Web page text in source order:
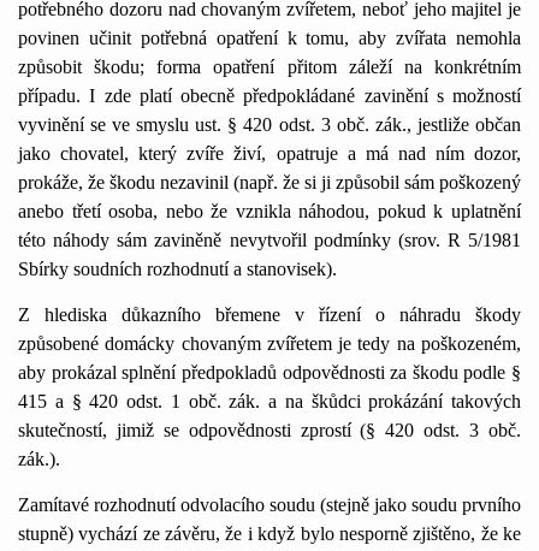
potřebného dozoru nad chovaným zvířetem, neboť jeho majitel je
povinen učinit potřebná opatření k tomu, aby zvířata nemohla
způsobit škodu; forma opatření přitom záleží na konkrétním
případu. I zde platí obecně předpokládané zavinění s možností
vyvinění se ve smyslu ust. § 420 odst. 3 obč. zák., jestliže občan
jako chovatel, který zvíře živí, opatruje a má nad ním dozor,
prokáže, že škodu nezavinil (např. že si ji způsobil sám poškozený
anebo třetí osoba, nebo že vznikla náhodou, pokud k uplatnění
této náhody sám zaviněně nevytvořil podmínky (srov. R 5/1981
Sbírky soudních rozhodnutí a stanovisek).
Z hlediska důkazního břemene v řízení o náhradu škody
způsobené domácky chovaným zvířetem je tedy na poškozeném,
aby prokázal splnění předpokladů odpovědnosti za škodu podle §
415 a § 420 odst. 1 obč. zák. a na škůdci prokázání takových
skutečností, jimiž se odpovědnosti zprostí (§ 420 odst. 3 obč.
zák.).
Zamítavé rozhodnutí odvolacího soudu (stejně jako soudu prvního
stupně) vychází ze závěru, že i když bylo nesporně zjištěno, že ke